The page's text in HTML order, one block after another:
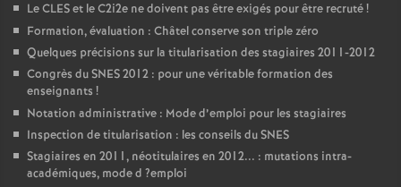
LeCLESet le C2i2e ne doivent pas être exigés pour être recruté!
Formation, évaluation : Châtel conserve son triple zéro
Quelques précisions sur la titularisation des stagiaires 2011-2012
Congrès duSNES2012 : pour une véritable formation des
enseignants !
Notation administrative : Mode d’emploi pour les stagiaires
Inspection de titularisation : les conseils duSNES
Stagiaires en 2011, néotitulaires en 2012... : mutations intra-
académiques, mode d ?emploi